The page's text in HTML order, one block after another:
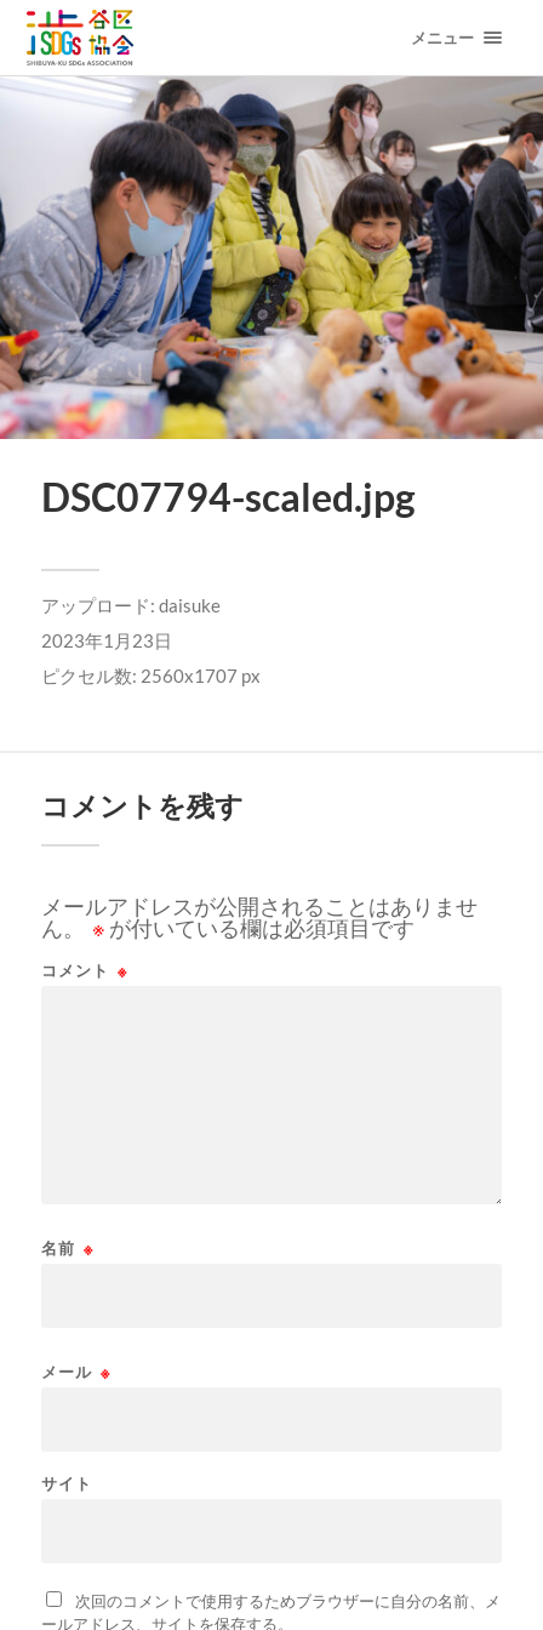
メニュー
DSC07794-scaled.jpg
アップロード: daisuke
2023年1月23日
ピクセル数: 2560x1707 px
コメントを残す
メールアドレスが公開されることはありませ
ん。
※ が付いている欄は必須項目です
コメント ※
名前 ※
メール ※
サイト
次回のコメントで使用するためブラウザーに自分の名前、メ
ールアドレス、サイトを保存する。